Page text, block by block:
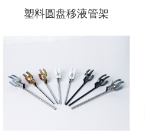
塑料圆盘移液管架